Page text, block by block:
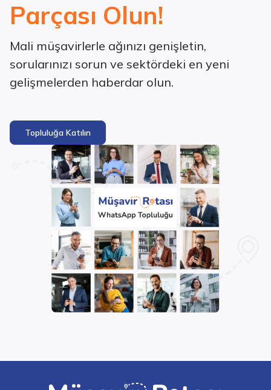
Parçası Olun!
Mali müşavirlerle ağınızı genişletin,
sorularınızı sorun ve sektördeki en yeni
gelişmelerden haberdar olun.
Topluluğa Katılın